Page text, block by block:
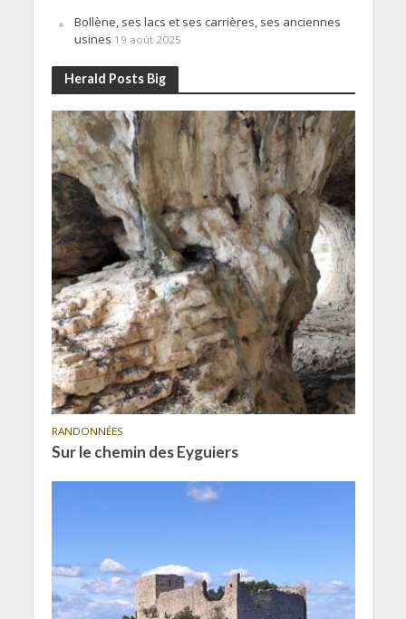
Bollène, ses lacs et ses carrières, ses anciennes
usines 19 août 2025
Herald Posts Big
RANDONNÉES
Sur le chemin des Eyguiers